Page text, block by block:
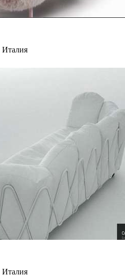
Италия
Италия